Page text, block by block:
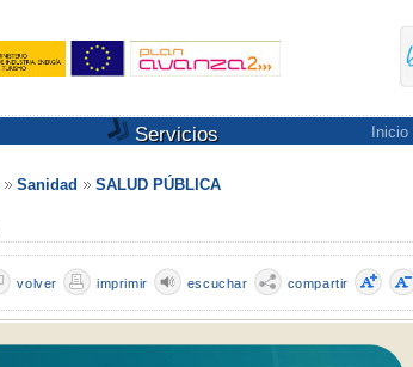
Servicios Inicio
Sanidad SALUD PÚBLICA
compartir
escuchar
imprimir
volver